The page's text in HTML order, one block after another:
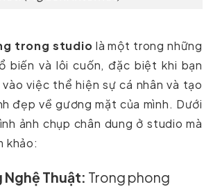
trong studio là một trong những
biến và lôi cuốn, đặc biệt khi bạn
việc thể hiện sự cá nhân và tạo
đẹp về gương mặt của mình. Dưới
ảnh chụp chân dung ở studio mà
khảo:
Nghệ Thuật: Trong phong